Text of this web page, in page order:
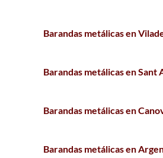
Barandas metálicas en
Barandas metálicas en Sant
Barandas metálicas en
Barandas metálicas en